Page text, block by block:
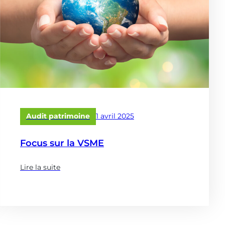
Audit patrimoine
Publié
le
1 avril 2025
Focus sur la VSME
Lire la suite
(à